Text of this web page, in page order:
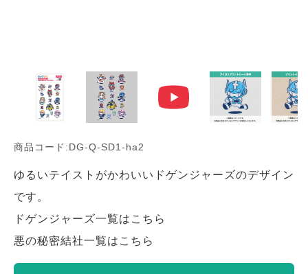
商品コード:DG-Q-SD1-ha2
ゆるいテイストがかわいいドゲンジャーズのデザイン
です。
ドゲンジャーズ一覧はこちら
悪の秘密結社一覧はこちら